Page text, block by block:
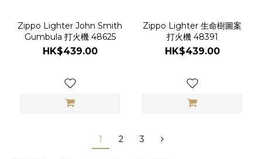
Zippo Lighter John Smith
Gumbula 打火機 48625
HK$439.00
Zippo Lighter 生命樹圖案
打火機 48391
HK$439.00
1 2 3